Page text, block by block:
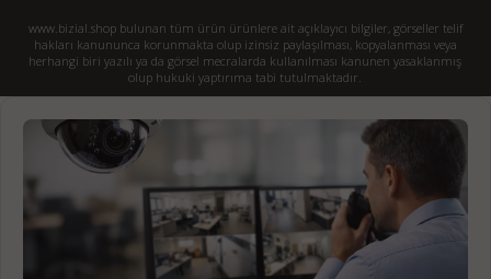
www.bizial.shop bulunan tüm ürün ürünlere ait açıklayıcı bilgiler, görseller telif
hakları kanununca korunmakta olup izinsiz paylaşılması, kopyalanması veya
herhangi biri yazılı ya da görsel mecralarda kullanılması kanunen yasaklanmış
olup hukuki yaptırıma tabi tutulmaktadır.